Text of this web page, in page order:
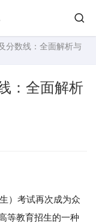
分数线：全面解析与
：全面解析
）考试再次成为众
等教育招生的一种